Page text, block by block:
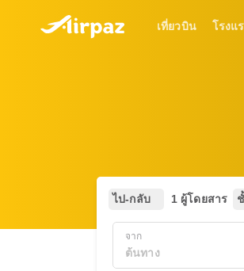
เที่ยวบิน โรงแ
ไป-กลับ 1 ผู้โดยสาร
จาก